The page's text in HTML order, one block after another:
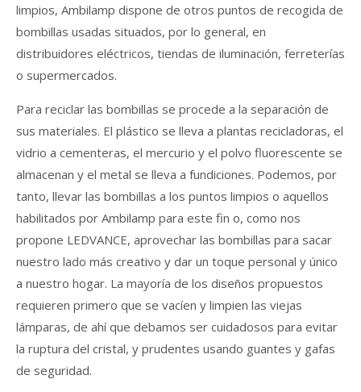
limpios, Ambilamp dispone de otros puntos de recogida de
bombillas usadas situados, por lo general, en
distribuidores eléctricos, tiendas de iluminación, ferreterías
o supermercados.
Para reciclar las bombillas se procede a la separación de
sus materiales. El plástico se lleva a plantas recicladoras, el
vidrio a cementeras, el mercurio y el polvo fluorescente se
almacenan y el metal se lleva a fundiciones. Podemos, por
tanto, llevar las bombillas a los puntos limpios o aquellos
habilitados por Ambilamp para este fin o, como nos
propone LEDVANCE, aprovechar las bombillas para sacar
nuestro lado más creativo y dar un toque personal y único
a nuestro hogar. La mayoría de los diseños propuestos
requieren primero que se vacíen y limpien las viejas
lámparas, de ahí que debamos ser cuidadosos para evitar
la ruptura del cristal, y prudentes usando guantes y gafas
de seguridad.